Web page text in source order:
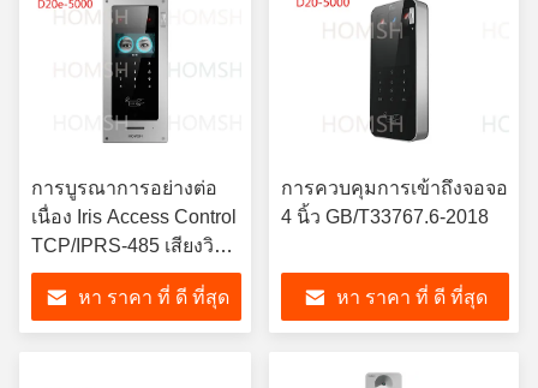
การบูรณาการอย่างต่อ
เนื่อง Iris Access Control
TCP/IPRS-485 เสียงวิ
ซาร์ด
หา ราคา ที่ ดี ที่สุด
การควบคุมการเข้าถึงจอจอ
4 นิ้ว GB/T33767.6-2018
หา ราคา ที่ ดี ที่สุด